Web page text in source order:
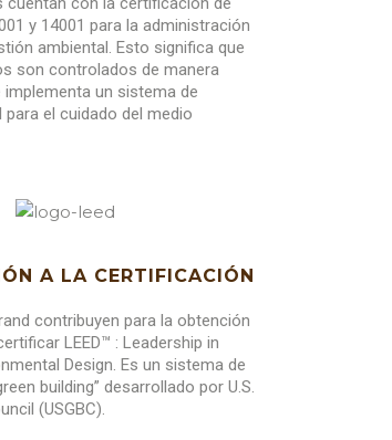
y 14001 para la administración
ambiental. Esto significa que
son controlados de manera
un sistema de
el cuidado del medio
A LA CERTIFICACIÓN
contribuyen para la obtención
LEED™ : Leadership in
Design. Es un sistema de
building” desarrollado por U.S.
(USGBC).